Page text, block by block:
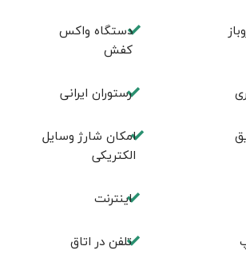
دستگاه واکس
کفش
رستوران ایرانی
امکان شارژ وسایل
الکتریکی
اینترنت
تلفن در اتاق